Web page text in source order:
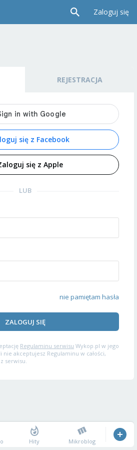
Zaloguj się
REJESTRACJA
się z Facebook
się z Apple
LUB
nie pamiętam hasła
ZALOGUJ SIĘ
Regulaminu serwisu Wykop.pl w jego
akceptujesz Regulaminu w całości,
serwisu.
Hity Mikroblog